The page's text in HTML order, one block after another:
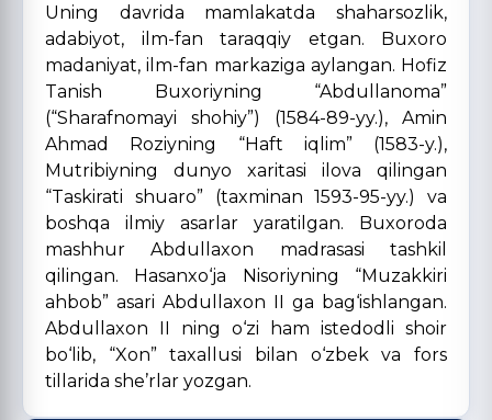
Uning davrida mamlakatda shaharsozlik,
adabiyot, ilm-fan taraqqiy etgan. Buxoro
madaniyat, ilm-fan markaziga aylangan. Hofiz
Tanish Buxoriyning “Abdullanoma”
(“Sharafnomayi shohiy”) (1584-89-yy.), Amin
Ahmad Roziyning “Haft iqlim” (1583-y.),
Mutribiyning dunyo xaritasi ilova qilingan
“Taskirati shuaro” (taxminan 1593-95-yy.) va
boshqa ilmiy asarlar yaratilgan. Buxoroda
mashhur Abdullaxon madrasasi tashkil
qilingan. Hasanxo‘ja Nisoriyning “Muzakkiri
ahbob” asari Abdullaxon II ga bag‘ishlangan.
Abdullaxon II ning o‘zi ham istedodli shoir
bo‘lib, “Xon” taxallusi bilan o‘zbek va fors
tillarida she’rlar yozgan.